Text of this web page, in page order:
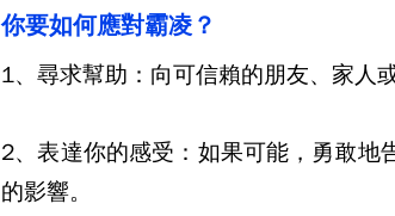
你要如何應對霸凌？
1、尋求幫助： 向可信賴的朋友、家人
2、表達你的感受： 如果可能，勇敢地
的影響。